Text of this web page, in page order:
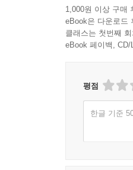
편으로 구성되
흥법편 이하 7편
이 역주본의 체
기존의 역주서
위치한 왕력은
1,000원 이상 구매
eBook은 다운로드
클래스는 첫번째
eBook 페이백,
평점
한글 기준